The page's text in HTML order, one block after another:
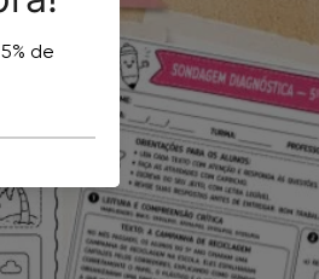
respeito e da
Revisite as Regras:
relembre o contrato
celebrando os
ajustando quando
🛒 Adquira agora e
sala em uma
de aprendizado!